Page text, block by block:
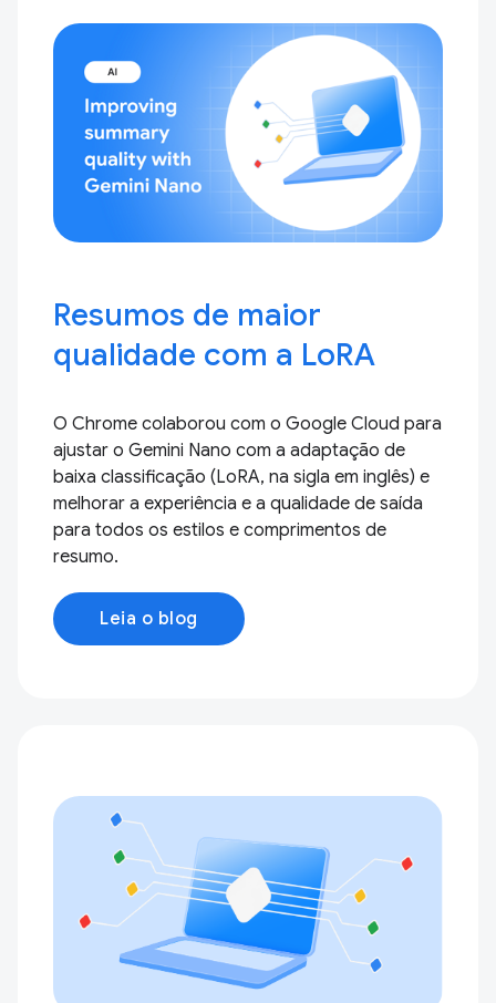
Resumos de maior
qualidade com a LoRA
O Chrome colaborou com o Google Cloud para
ajustar o Gemini Nano com a adaptação de
baixa classificação (LoRA, na sigla em inglês) e
melhorar a experiência e a qualidade de saída
para todos os estilos e comprimentos de
resumo.
Leia o blog